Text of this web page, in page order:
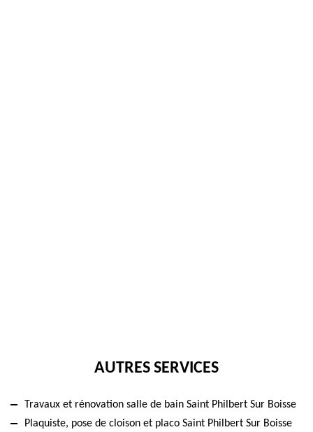
AUTRES SERVICES
Travaux et rénovation salle de bain Saint Philbert Sur Boisse
Plaquiste, pose de cloison et placo Saint Philbert Sur Boisse